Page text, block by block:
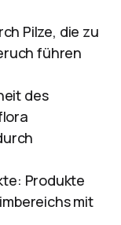
Pilze, die zu
führen
des
Produkte
mit